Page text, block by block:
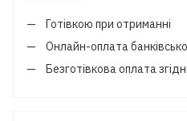
Готівкою при отриманні
Онлайн-оплата
Безготівкова оплата